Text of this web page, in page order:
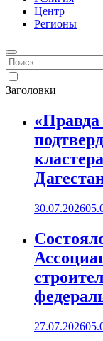
Центр
Регионы
Найти:
Заголовки
30.07.2026
27.07.2026